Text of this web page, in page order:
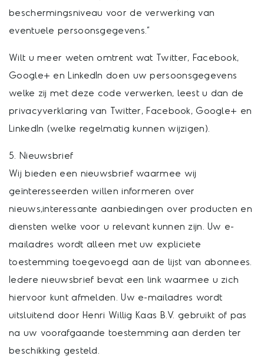
beschermingsniveau voor de verwerking van
eventuele persoonsgegevens.”
Wilt u meer weten omtrent wat Twitter, Facebook,
Google+ en LinkedIn doen uw persoonsgegevens
welke zij met deze code verwerken, leest u dan de
privacyverklaring van Twitter, Facebook, Google+ en
LinkedIn (welke regelmatig kunnen wijzigen).
5. Nieuwsbrief
Wij bieden een nieuwsbrief waarmee wij
geïnteresseerden willen informeren over
nieuws,interessante aanbiedingen over producten en
diensten welke voor u relevant kunnen zijn. Uw e-
mailadres wordt alleen met uw expliciete
toestemming toegevoegd aan de lijst van abonnees.
Iedere nieuwsbrief bevat een link waarmee u zich
hiervoor kunt afmelden. Uw e-mailadres wordt
uitsluitend door Henri Willig Kaas B.V. gebruikt of pas
na uw voorafgaande toestemming aan derden ter
beschikking gesteld.